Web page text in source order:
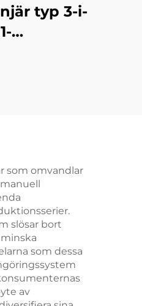
typ 3-i-
1-
som omvandlar
slösar bort
som dessa
av